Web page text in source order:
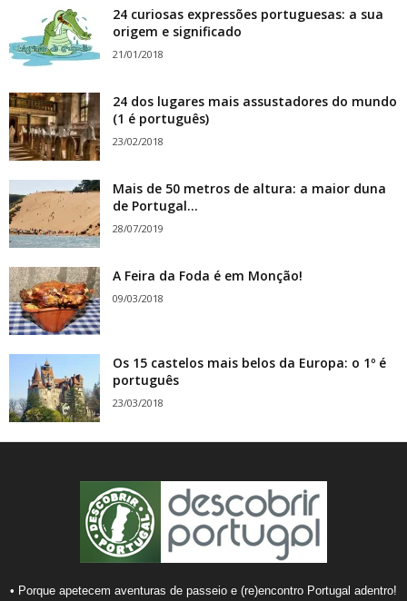
24 curiosas expressões portuguesas: a sua
origem e significado
21/01/2018
24 dos lugares mais assustadores do mundo
(1 é português)
23/02/2018
Mais de 50 metros de altura: a maior duna
de Portugal...
28/07/2019
A Feira da Foda é em Monção!
09/03/2018
Os 15 castelos mais belos da Europa: o 1º é
português
23/03/2018
• Porque apetecem aventuras de passeio e (re)encontro Portugal adentro!